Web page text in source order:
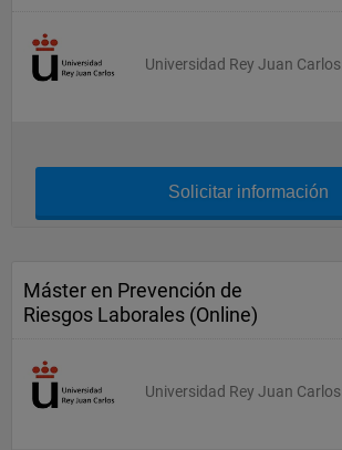
Universidad Rey Juan Carlos
Solicitar información
Máster en Prevención de
Riesgos Laborales (Online)
Universidad Rey Juan Carlos